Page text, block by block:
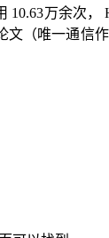
10.63万余次，
（唯一通信